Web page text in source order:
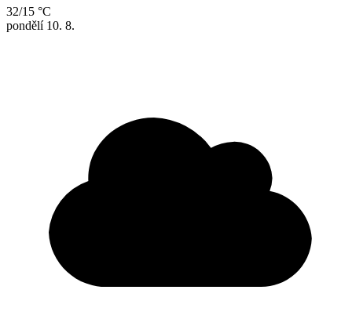
32/15 °C
pondělí 10. 8.